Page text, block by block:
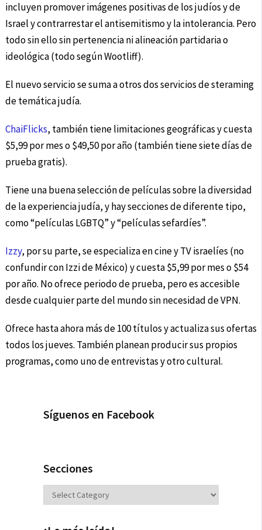
incluyen promover imágenes positivas de los judíos y de
Israel y contrarrestar el antisemitismo y la intolerancia. Pero
todo sin ello sin pertenencia ni alineación partidaria o
ideológica (todo según Wootliff).
El nuevo servicio se suma a otros dos servicios de steraming
de temática judía.
ChaiFlicks, también tiene limitaciones geográficas y cuesta
$5,99 por mes o $49,50 por año (también tiene siete días de
prueba gratis).
Tiene una buena selección de películas sobre la diversidad
de la experiencia judía, y hay secciones de diferente tipo,
como “películas LGBTQ” y “películas sefardíes”.
Izzy, por su parte, se especializa en cine y TV israelíes (no
confundir con Izzi de México) y cuesta $5,99 por mes o $54
por año. No ofrece periodo de prueba, pero es accesible
desde cualquier parte del mundo sin necesidad de VPN.
Ofrece hasta ahora más de 100 títulos y actualiza sus ofertas
todos los jueves. También planean producir sus propios
programas, como uno de entrevistas y otro cultural.
Síguenos en Facebook
Secciones
Secciones